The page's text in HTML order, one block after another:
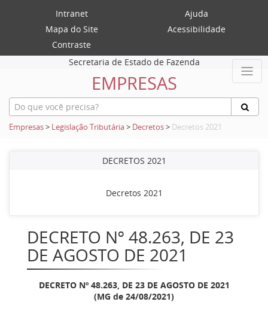
Intranet
Ajuda
Mapa do Site
Acessibilidade
Contraste
Secretaria de Estado de Fazenda
EMPRESAS
Empresas> Legislação Tributária> Decretos> Decretos 2021
DECRETOS 2021
Decretos 2021
DECRETO Nº 48.263, DE 23
DE AGOSTO DE 2021
DECRETO Nº 48.263, DE 23 DE AGOSTO DE 2021
(MG de 24/08/2021)